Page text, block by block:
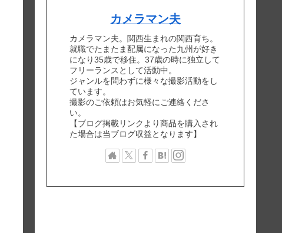
カメラマン夫
カメラマン夫。関西生まれの関西育ち。
就職でたまたま配属になった九州が好き
になり35歳で移住。37歳の時に独立して
フリーランスとして活動中。
ジャンルを問わずに様々な撮影活動をし
ています。
撮影のご依頼はお気軽にご連絡くださ
い。
【ブログ掲載リンクより商品を購入され
た場合は当ブログ収益となります】